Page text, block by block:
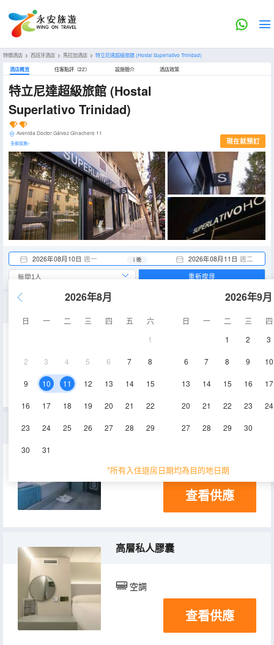
特價酒店 > 西班牙酒店 > 馬拉加酒店 > 特立尼達超級旅館(Hostal Superlativo Trinidad)
酒店概览 住客點評（22） 設施簡介 酒店政策
特立尼達超級旅館 (Hostal
Superlativo Trinidad)
Avenida Doctor Gálvez Ginachero 11
全部設施> 現在就預訂
2026年08月10日 週一 2026年08月11日 週二
1 晚
2026年8月
日 一 二 三 四 五
六
1
2 3 4 5 6 7 8
9 10 11 12 13 14 15
16 17 18 19 20 21 22
23 24 25 26 27 28 29
30 31
2026年9月
日 一 二 三
四
1
2 3
6 7 8 9 10
13 14 15 16 17
20 21 22 23 24
27 28 29 30
*所有入住退房日期均為目的地日期
重新搜尋
低層私人膠囊房帶大型床
6.6㎡ 空調
查看供應
高層私人膠囊
空調
查看供應